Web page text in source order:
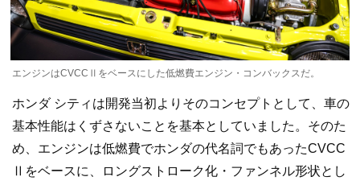
エンジンはCVCCⅡをベースにした低燃費エンジン・コンバックスだ。
ホンダ シティは開発当初よりそのコンセプトとして、車の
基本性能はくずさないことを基本としていました。そのた
め、エンジンは低燃費でホンダの代名詞でもあったCVCC
Ⅱをベースに、ロングストローク化・ファンネル形状とし